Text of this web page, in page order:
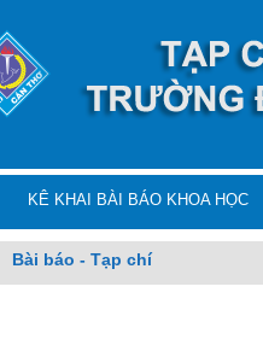
KÊ KHAI BÀI BÁO KHOA HỌC
Bài báo - Tạp chí